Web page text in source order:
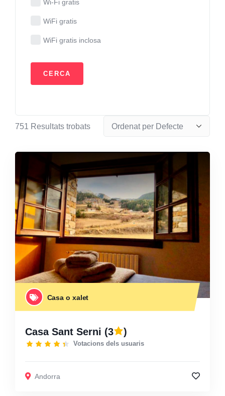
Wi-Fi gratis
WiFi gratis
WiFi gratis inclosa
751 Resultats trobats
Casa o xalet
Casa Sant Serni (3 )
Votacions dels usuaris
Andorra